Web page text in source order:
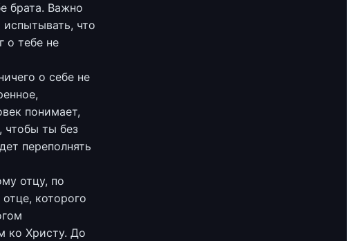
брата. Важно
что
о тебе не
о себе не
понимает,
чтобы ты без
переполнять
отцу, по
которого
ко Христу. До